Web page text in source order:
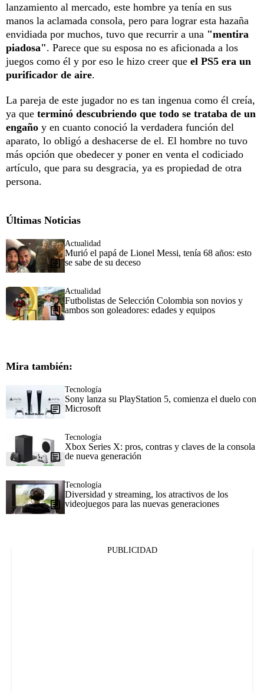
lanzamiento al mercado, este hombre ya tenía en sus
manos la aclamada consola, pero para lograr esta hazaña
envidiada por muchos, tuvo que recurrir a una "mentira
piadosa". Parece que su esposa no es aficionada a los
juegos como él y por eso le hizo creer que el PS5 era un
purificador de aire.
La pareja de este jugador no es tan ingenua como él creía,
ya que terminó descubriendo que todo se trataba de un
engaño y en cuanto conoció la verdadera función del
aparato, lo obligó a deshacerse de el. El hombre no tuvo
más opción que obedecer y poner en venta el codiciado
artículo, que para su desgracia, ya es propiedad de otra
persona.
Últimas Noticias
Actualidad
Murió el papá de Lionel Messi, tenía 68 años: esto
se sabe de su deceso
Actualidad
Futbolistas de Selección Colombia son novios y
ambos son goleadores: edades y equipos
Mira también:
Tecnología
Sony lanza su PlayStation 5, comienza el duelo con
Microsoft
Tecnología
Xbox Series X: pros, contras y claves de la consola
de nueva generación
Tecnología
Diversidad y streaming, los atractivos de los
videojuegos para las nuevas generaciones
PUBLICIDAD